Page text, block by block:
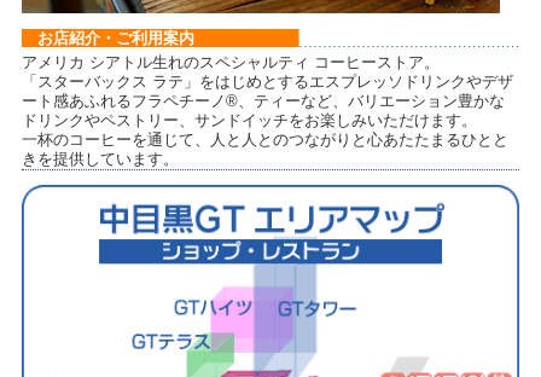
お店紹介・ご利用案内
アメリカ シアトル生れのスペシャルティ コーヒーストア。
「スターバックス ラテ」をはじめとするエスプレッソドリンクやデザ
ート感あふれるフラペチーノ®、ティーなど、バリエーション豊かな
ドリンクやペストリー、サンドイッチをお楽しみいただけます。
一杯のコーヒーを通じて、人と人とのつながりと心あたたまるひとと
きを提供しています。